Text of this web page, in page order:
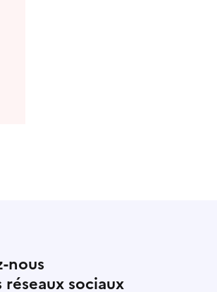
nous
réseaux sociaux